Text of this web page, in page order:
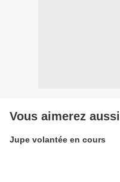
Vous aimerez aussi
Jupe volantée en cours